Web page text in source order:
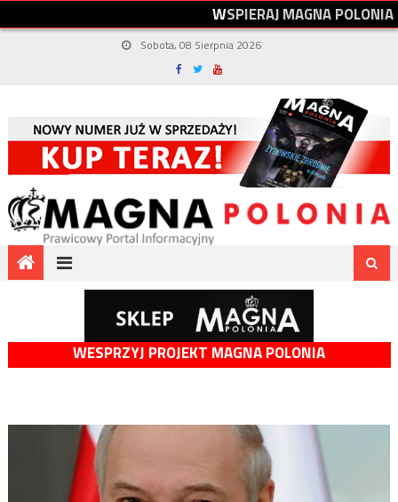
WSPIERAJMAGNAPOLONIA
Sobota, 08 Sierpnia 2026
WESPRZYJ PROJEKT MAGNA POLONIA